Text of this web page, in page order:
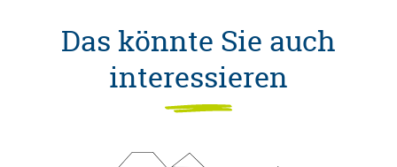
Das könnte Sie auch
interessieren